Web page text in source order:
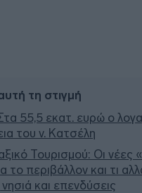
τη στιγμή
55,5 εκατ. ευρώ ο
του ν. Κατσέλη
Τουρισμού: Οι νέες
το περιβάλλον και τι
και επενδύσεις